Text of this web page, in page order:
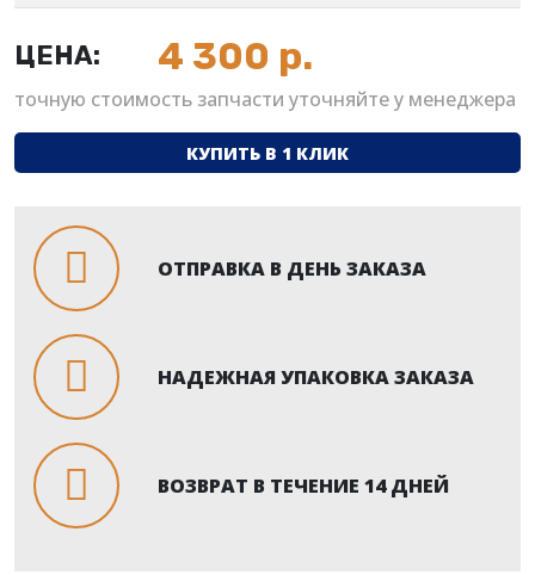
ЦЕНА: 4 300 р.
точную стоимость запчасти уточняйте у менеджера
КУПИТЬ В 1 КЛИК
ОТПРАВКА В ДЕНЬ ЗАКАЗА
НАДЕЖНАЯ УПАКОВКА ЗАКАЗА
ВОЗВРАТ В ТЕЧЕНИЕ 14 ДНЕЙ